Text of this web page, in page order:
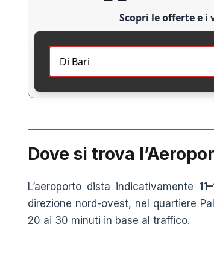
Scopri le offerte e
Dove si trova
L’aeroporto dista indicativamente
direzione nord-ovest, nel quartiere
20 ai 30 minuti in base al traffico.